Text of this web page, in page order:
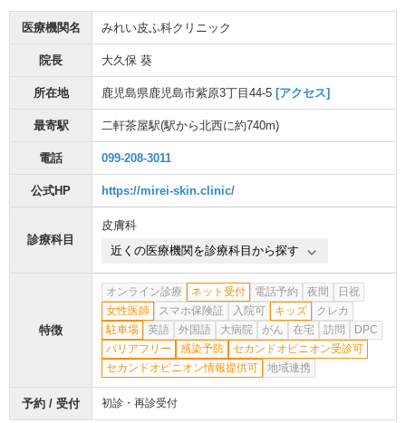
医療機関名 みれい皮ふ科クリニック
院長 大久保 葵
所在地 鹿児島県鹿児島市紫原3丁目44-5 [アクセス]
最寄駅 二軒茶屋駅(駅から北西に約740m)
電話 099-208-3011
公式HP https://mirei-skin.clinic/
診療科目
皮膚科
近くの医療機関を診療科目から探す
特徴
オンライン診療 ネット受付 電話予約 夜間
日祝
女性医師
スマホ保険証 入院可 キッズ
クレカ
駐車場
英語 外国語 大病院 がん 在宅 訪問
DPC
バリアフリー
感染予防
セカンドオピニオン受診可
セカンドオピニオン情報提供可
地域連携
予約 / 受付 初診・再診受付